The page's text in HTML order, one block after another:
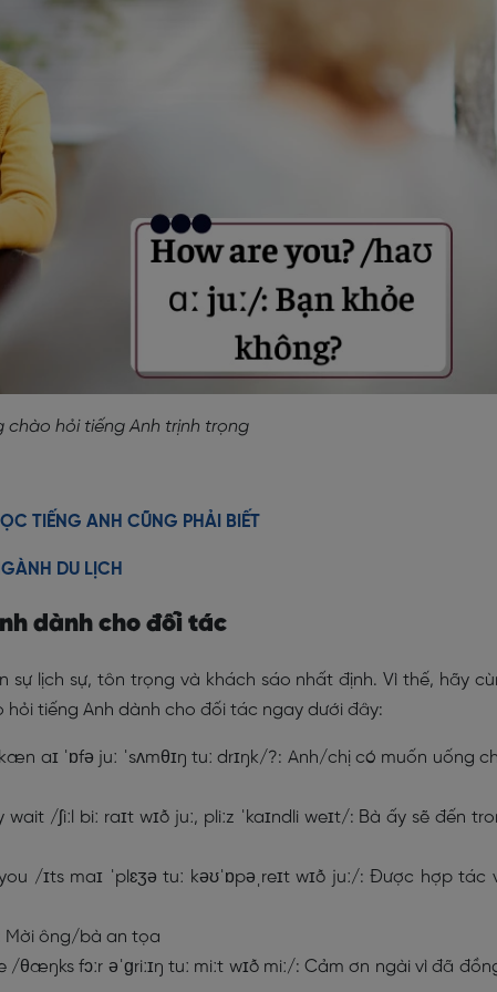
chào hỏi tiếng Anh trịnh trọng
TIẾNG ANH CŨNG PHẢI BIẾT
DU LỊCH
dành cho đối tác
sự lịch sự, tôn trọng và khách sáo nhất định. Vì thế, hãy
tiếng Anh dành cho đối tác ngay dưới đây:
aɪ ˈɒfə juː ˈsʌmθɪŋ tuː drɪŋk/?: Anh/chị có muốn uống
/ʃiːl biː raɪt wɪð juː, pliːz ˈkaɪndli weɪt/: Bà ấy sẽ đến
/ɪts maɪ ˈplɛʒə tuː kəʊˈɒpəˌreɪt wɪð juː/: Được hợp tác
Mời ông/bà an tọa
θæŋks fɔːr əˈɡriːɪŋ tuː miːt wɪð miː/: Cảm ơn ngài vì đã